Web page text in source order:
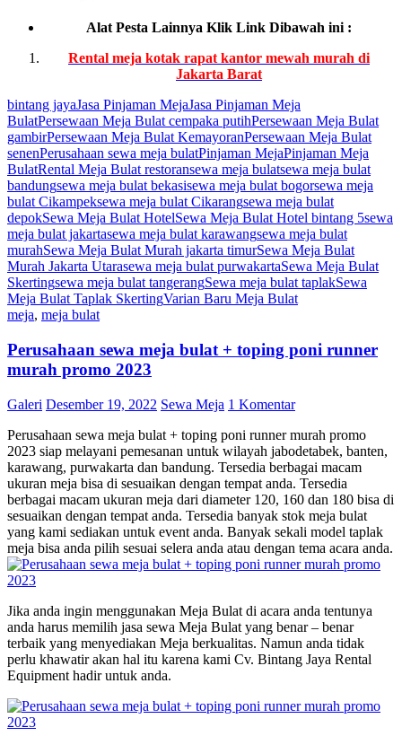
Alat Pesta Lainnya Klik Link Dibawah ini :
Rental meja kotak rapat kantor mewah murah di
Jakarta Barat
bintang jayaJasa Pinjaman MejaJasa Pinjaman Meja
BulatPersewaan Meja Bulat cempaka putihPersewaan Meja Bulat
gambirPersewaan Meja Bulat KemayoranPersewaan Meja Bulat
senenPerusahaan sewa meja bulatPinjaman MejaPinjaman Meja
BulatRental Meja Bulat restoransewa meja bulatsewa meja bulat
bandungsewa meja bulat bekasisewa meja bulat bogorsewa meja
bulat Cikampeksewa meja bulat Cikarangsewa meja bulat
depokSewa Meja Bulat HotelSewa Meja Bulat Hotel bintang 5sewa
meja bulat jakartasewa meja bulat karawangsewa meja bulat
murahSewa Meja Bulat Murah jakarta timurSewa Meja Bulat
Murah Jakarta Utarasewa meja bulat purwakartaSewa Meja Bulat
Skertingsewa meja bulat tangerangSewa meja bulat taplakSewa
Meja Bulat Taplak SkertingVarian Baru Meja Bulat
meja, meja bulat
Perusahaan sewa meja bulat + toping poni runner
murah promo 2023
Galeri Desember 19, 2022 Sewa Meja 1 Komentar
Perusahaan sewa meja bulat + toping poni runner murah promo
2023 siap melayani pemesanan untuk wilayah jabodetabek, banten,
karawang, purwakarta dan bandung. Tersedia berbagai macam
ukuran meja bisa di sesuaikan dengan tempat anda. Tersedia
berbagai macam ukuran meja dari diameter 120, 160 dan 180 bisa di
sesuaikan dengan tempat anda. Tersedia banyak stok meja bulat
yang kami sediakan untuk event anda. Banyak sekali model taplak
meja bisa anda pilih sesuai selera anda atau dengan tema acara anda.
Jika anda ingin menggunakan Meja Bulat di acara anda tentunya
anda harus memilih jasa sewa Meja Bulat yang benar – benar
terbaik yang menyediakan Meja berkualitas. Namun anda tidak
perlu khawatir akan hal itu karena kami Cv. Bintang Jaya Rental
Equipment hadir untuk anda.